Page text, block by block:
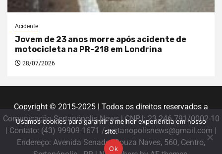
Acidente
Jovem de 23 anos morre após acidente de
motocicleta na PR-218 em Londrina
28/07/2026
Copyright © 2015-2025 | Todos os direitos reservados a
Comunicação Sertanópolis News | CNPJ: 23.246.791/0002-10
| Contato: (43) 99909-1671 / sertanopolisnews@gmail.com |
Endereço: Avenida Senador Souza Naves, 560, Centro,
Usamos cookies para garantir a melhor experiência em nosso
site.
Ok